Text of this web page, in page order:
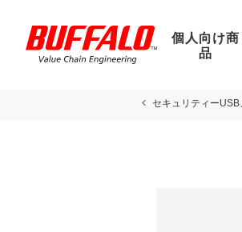
個人向け商
品
セキュリティー